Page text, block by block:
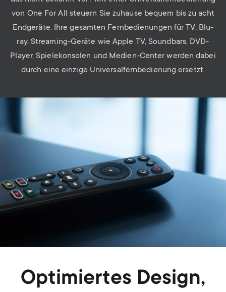
von One For All steuern Sie zuhause bequem bis zu acht
Endgeräte. Ihre gesamten Fernbedienungen für TV, Blu-
ray, Streaming-Geräte wie Apple TV, Soundbars, DVD-
Player, Spielekonsolen und Medien-Center werden dabei
durch eine einzige Universalfernbedienung ersetzt.
Optimiertes Design,